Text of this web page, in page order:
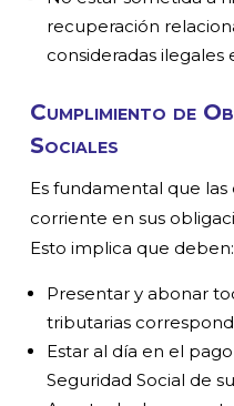
recuperación
consideradas ilegales
Cumplimiento de
Sociales
Es fundamental que
corriente en sus
Esto implica que deben:
Presentar y abonar
tributarias
Estar al día en el
Seguridad Social de